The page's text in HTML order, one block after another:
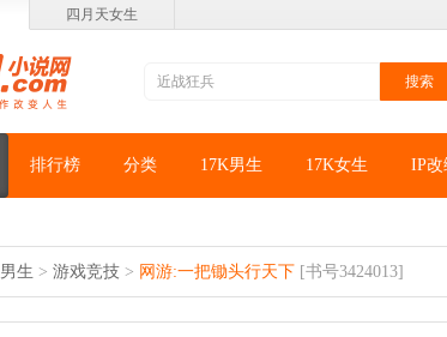
四月天女生
排行榜 分类 17K男生 17K女生 IP改
男生 > 游戏竞技 > 网游:一把锄头行天下 [书号3424013]